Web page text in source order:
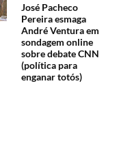
José Pacheco
Pereira esmaga
André Ventura em
sondagem online
sobre debate CNN
(política para
enganar totós)